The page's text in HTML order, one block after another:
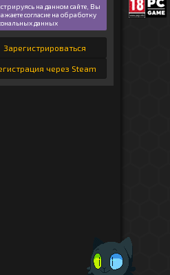
на данном сайте, Вы
согласие на обработку
данных
Зарегистрироваться
через Steam